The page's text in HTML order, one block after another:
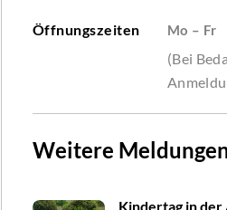
Öffnungszeiten Mo – Fr
(Bei
Weitere
Kindertag in der